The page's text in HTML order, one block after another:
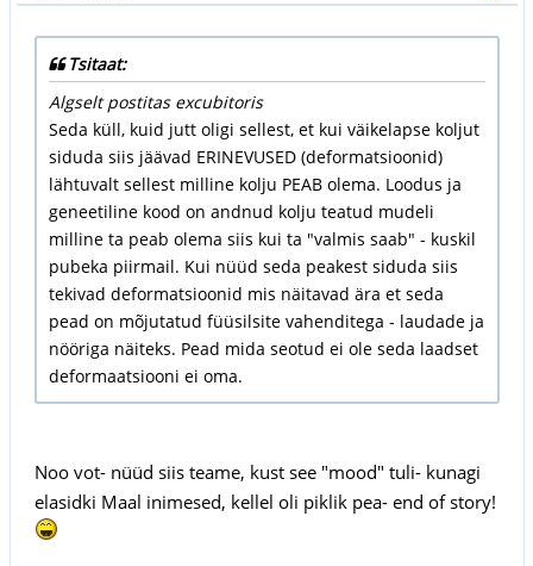
Tsitaat:
Algselt postitas excubitoris
Seda küll, kuid jutt oligi sellest, et kui väikelapse koljut
siduda siis jäävad ERINEVUSED (deformatsioonid)
lähtuvalt sellest milline kolju PEAB olema. Loodus ja
geneetiline kood on andnud kolju teatud mudeli
milline ta peab olema siis kui ta "valmis saab" - kuskil
pubeka piirmail. Kui nüüd seda peakest siduda siis
tekivad deformatsioonid mis näitavad ära et seda
pead on mõjutatud füüsilsite vahenditega - laudade ja
nööriga näiteks. Pead mida seotud ei ole seda laadset
deformaatsiooni ei oma.
Noo vot- nüüd siis teame, kust see "mood" tuli- kunagi
elasidki Maal inimesed, kellel oli piklik pea- end of story!